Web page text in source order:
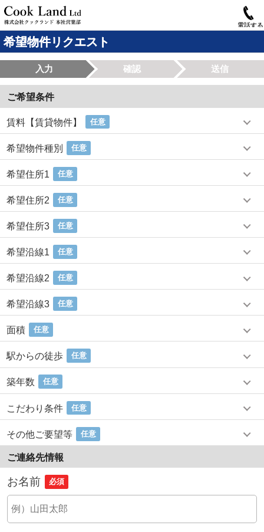
電話する
希望物件リクエスト
入力 確認 送信
ご希望条件
賃料【賃貸物件】 任意
希望物件種別 任意
希望住所1 任意
希望住所2 任意
希望住所3 任意
希望沿線1 任意
希望沿線2 任意
希望沿線3 任意
面積 任意
駅からの徒歩 任意
築年数 任意
こだわり条件 任意
その他ご要望等 任意
ご連絡先情報
お名前 必須